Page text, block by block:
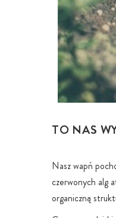
TO NAS
Nasz wapń
czerwonych alg
organiczną